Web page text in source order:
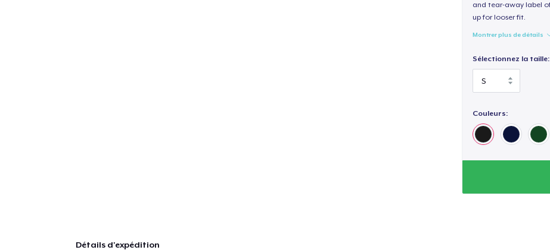
and tear-away label
up for looser fit.
Montrer plus de détails
Sélectionnez la taille:
Couleurs:
Détails d'expédition